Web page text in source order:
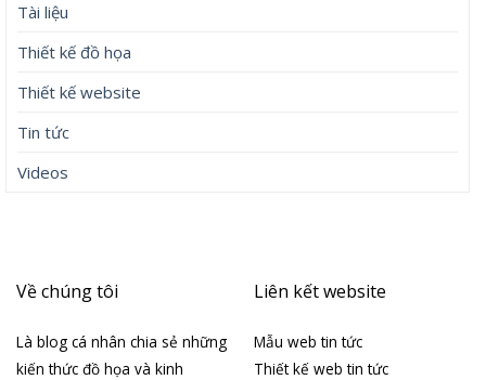
Tài liệu
Thiết kế đồ họa
Thiết kế website
Tin tức
Videos
Về chúng tôi
Là blog cá nhân chia sẻ những
kiến thức đồ họa và kinh
Liên kết website
Mẫu web tin tức
Thiết kế web tin tức